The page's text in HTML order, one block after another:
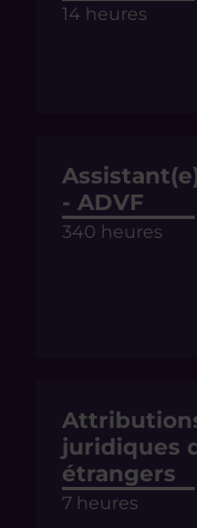
14 heures
- ADVF
340 heures
juridiques
étrangers
7 heures